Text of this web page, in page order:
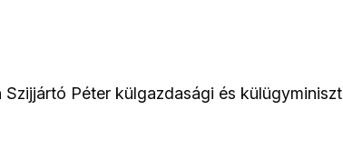
Péter külgazdasági és